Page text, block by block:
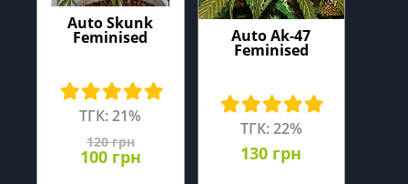
Auto Skunk
Feminised
ТГК: 21%
120 грн
100 грн
Auto Ak-47
Feminised
ТГК: 22%
130 грн